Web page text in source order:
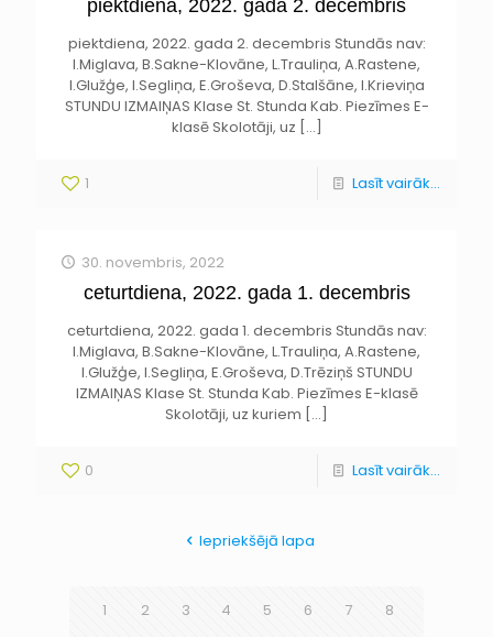
piektdiena, 2022. gada 2. decembris
piektdiena, 2022. gada 2. decembris Stundās nav:
I.Miglava, B.Sakne-Klovāne, L.Trauliņa, A.Rastene,
I.Glužģe, I.Segliņa, E.Groševa, D.Stalšāne, I.Krieviņa
STUNDU IZMAIŅAS Klase St. Stunda Kab. Piezīmes E-
klasē Skolotāji, uz […]
1 Lasīt vairāk...
30. novembris, 2022
ceturtdiena, 2022. gada 1. decembris
ceturtdiena, 2022. gada 1. decembris Stundās nav:
I.Miglava, B.Sakne-Klovāne, L.Trauliņa, A.Rastene,
I.Glužģe, I.Segliņa, E.Groševa, D.Trēziņš STUNDU
IZMAIŅAS Klase St. Stunda Kab. Piezīmes E-klasē
Skolotāji, uz kuriem […]
0 Lasīt vairāk...
Iepriekšējā lapa
1 2 3 4 5 6 7
8